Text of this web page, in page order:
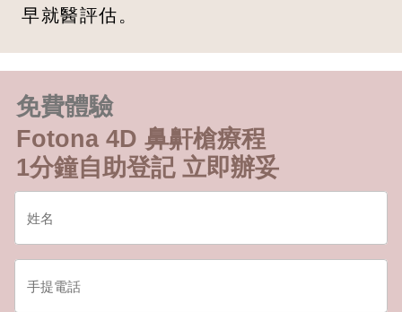
早就醫評估。
免費體驗
Fotona 4D 鼻鼾槍療程
1分鐘自助登記 立即辦妥